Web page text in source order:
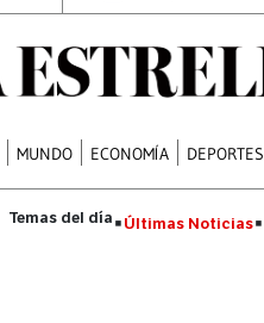
MUNDO ECONOMÍA DEPORTES
Últimas Noticias